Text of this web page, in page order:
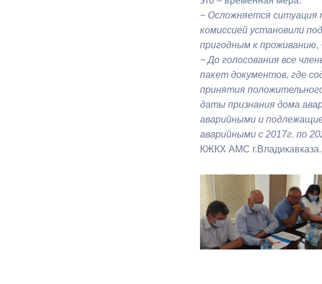
− Осложняется ситуация
комиссией установили
пригодным к проживанию,
−До голосования все
пакет документов, где
принятия
даты признания дома
аварийными и
аварийными с 2017г. по
КЖКХ АМС г.Владикавказа.